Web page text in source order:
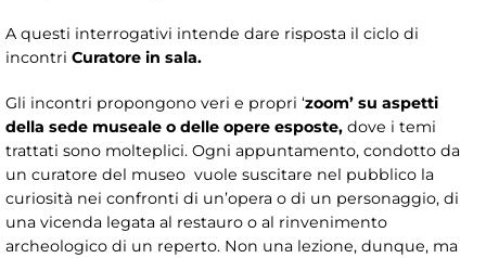
A questi interrogativi intende dare risposta il ciclo di
incontri Curatore in sala.
Gli incontri propongono veri e propri ‘zoom’ su aspetti
della sede museale o delle opere esposte, dove i temi
trattati sono molteplici. Ogni appuntamento, condotto da
un curatore del museo vuole suscitare nel pubblico la
curiosità nei confronti di un’opera o di un personaggio, di
una vicenda legata al restauro o al rinvenimento
archeologico di un reperto. Non una lezione, dunque, ma